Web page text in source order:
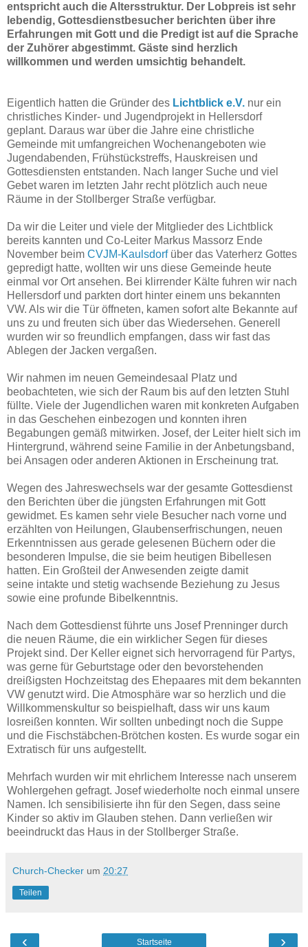
entspricht auch die Altersstruktur. Der Lobpreis ist sehr
lebendig, Gottesdienstbesucher berichten über ihre
Erfahrungen mit Gott und die Predigt ist auf die Sprache
der Zuhörer abgestimmt. Gäste sind herzlich
willkommen und werden umsichtig behandelt.
Eigentlich hatten die Gründer des Lichtblick e.V. nur ein
christliches Kinder- und Jugendprojekt in Hellersdorf
geplant. Daraus war über die Jahre eine christliche
Gemeinde mit umfangreichen Wochenangeboten wie
Jugendabenden, Frühstückstreffs, Hauskreisen und
Gottesdiensten entstanden. Nach langer Suche und viel
Gebet waren im letzten Jahr recht plötzlich auch neue
Räume in der Stollberger Straße verfügbar.
Da wir die Leiter und viele der Mitglieder des Lichtblick
bereits kannten und Co-Leiter Markus Massorz Ende
November beim CVJM-Kaulsdorfüber das Vaterherz Gottes
gepredigt hatte, wollten wir uns diese Gemeinde heute
einmal vor Ort ansehen. Bei klirrender Kälte fuhren wir nach
Hellersdorf und parkten dort hinter einem uns bekannten
VW. Als wir die Tür öffneten, kamen sofort alte Bekannte auf
uns zu und freuten sich über das Wiedersehen. Generell
wurden wir so freundlich empfangen, dass wir fast das
Ablegen der Jacken vergaßen.
Wir nahmen im neuen Gemeindesaal Platz und
beobachteten, wie sich der Raum bis auf den letzten Stuhl
füllte. Viele der Jugendlichen waren mit konkreten Aufgaben
in das Geschehen einbezogen und konnten ihren
Begabungen gemäß mitwirken. Josef, der Leiter hielt sich im
Hintergrund, während seine Familie in der Anbetungsband,
bei Ansagen oder anderen Aktionen in Erscheinung trat.
Wegen des Jahreswechsels war der gesamte Gottesdienst
den Berichten über die jüngsten Erfahrungen mit Gott
gewidmet. Es kamen sehr viele Besucher nach vorne und
erzählten von Heilungen, Glaubenserfrischungen, neuen
Erkenntnissen aus gerade gelesenen Büchern oder die
besonderen Impulse, die sie beim heutigen Bibellesen
hatten. Ein Großteil der Anwesenden zeigte damit
seine intakte und stetig wachsende Beziehung zu Jesus
sowie eine profunde Bibelkenntnis.
Nach dem Gottesdienst führte uns Josef Prenninger durch
die neuen Räume, die ein wirklicher Segen für dieses
Projekt sind. Der Keller eignet sich hervorragend für Partys,
was gerne für Geburtstage oder den bevorstehenden
dreißigsten Hochzeitstag des Ehepaares mit dem bekannten
VW genutzt wird. Die Atmosphäre war so herzlich und die
Willkommenskultur so beispielhaft, dass wir uns kaum
losreißen konnten. Wir sollten unbedingt noch die Suppe
und die Fischstäbchen-Brötchen kosten. Es wurde sogar ein
Extratisch für uns aufgestellt.
Mehrfach wurden wir mit ehrlichem Interesse nach unserem
Wohlergehen gefragt. Josef wiederholte noch einmal unsere
Namen. Ich sensibilisierte ihn für den Segen, dass seine
Kinder so aktiv im Glauben stehen. Dann verließen wir
beeindruckt das Haus in der Stollberger Straße.
Church-Checker um 20:27
Teilen
‹ ›
Startseite